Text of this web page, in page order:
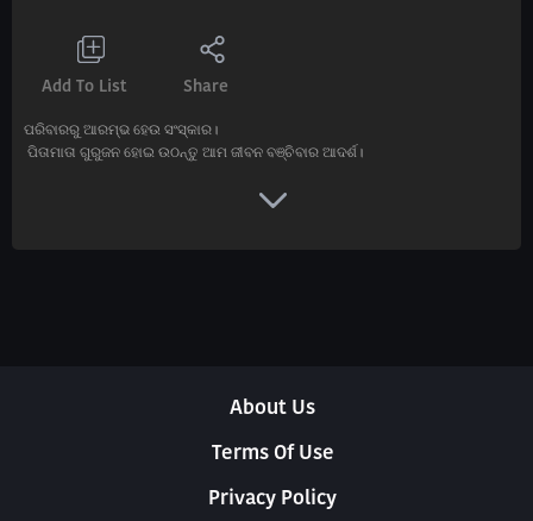
Add To List Share
ପରିବାରରୁ ଆରମ୍ଭ ହେଉ ସଂସ୍କାର।
ପିତାମାତା ଗୁରୁଜନ ହୋଇ ଉଠନ୍ତୁ ଆମ ଜୀବନ ବଞ୍ଚିବାର ଆଦର୍ଶ।
About Us
Terms Of Use
Privacy Policy